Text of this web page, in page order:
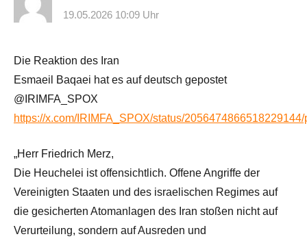
19.05.2026 10:09 Uhr
Die Reaktion des Iran
Esmaeil Baqaei hat es auf deutsch gepostet
@IRIMFA_SPOX
https://x.com/IRIMFA_SPOX/status/
„Herr Friedrich Merz,
Die Heuchelei ist offensichtlich. Offene Angriffe der
Vereinigten Staaten und des israelischen Regimes auf
die gesicherten Atomanlagen des Iran stoßen nicht auf
Verurteilung, sondern auf Ausreden und